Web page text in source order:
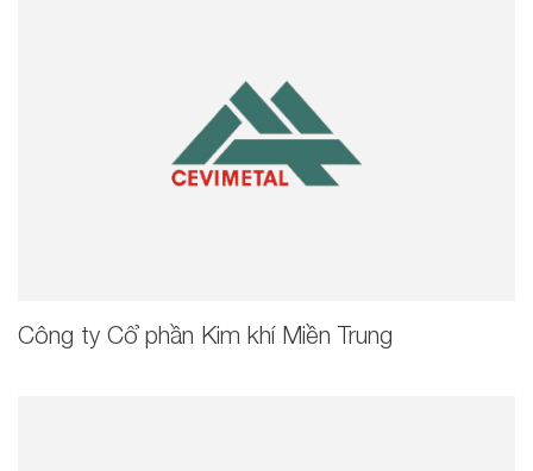
Công ty Cổ phần Kim khí Miền Trung